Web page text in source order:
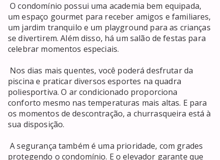
O condomínio possui uma academia bem equipada,
um espaço gourmet para receber amigos e familiares,
um jardim tranquilo e um playground para as crianças
se divertirem. Além disso, há um salão de festas para
celebrar momentos especiais.
piscina e praticar diversos esportes na quadra
poliesportiva. O ar condicionado proporciona
conforto mesmo nas temperaturas mais altas. E para
os momentos de descontração, a churrasqueira está à
sua disposição.
A segurança também é uma prioridade, com grades
protegendo o condomínio. E o elevador garante que